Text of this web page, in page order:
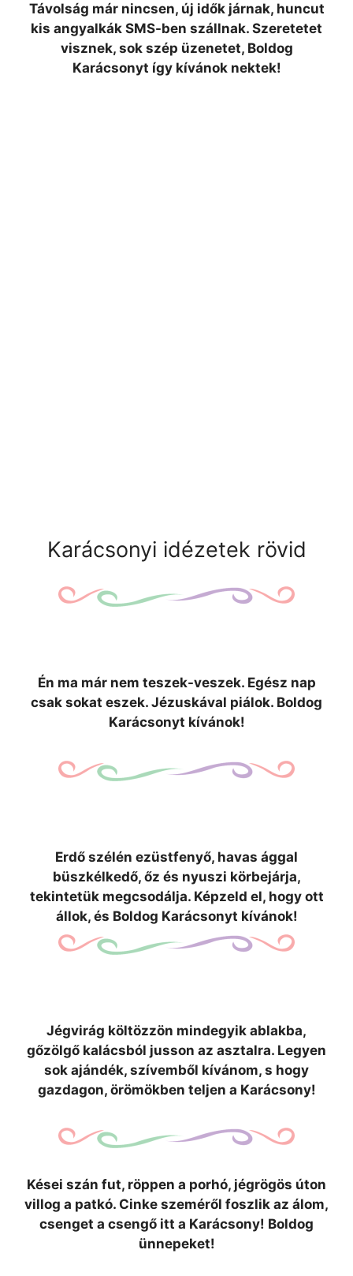
Távolság már nincsen, új idők járnak, huncut
kis angyalkák SMS-ben szállnak. Szeretetet
visznek, sok szép üzenetet, Boldog
Karácsonyt így kívánok nektek!
Karácsonyi idézetek rövid
Én ma már nem teszek-veszek. Egész nap
csak sokat eszek. Jézuskával piálok. Boldog
Karácsonyt kívánok!
Erdő szélén ezüstfenyő, havas ággal
büszkélkedő, őz és nyuszi körbejárja,
tekintetük megcsodálja. Képzeld el, hogy ott
állok, és Boldog Karácsonyt kívánok!
Jégvirág költözzön mindegyik ablakba,
gőzölgő kalácsból jusson az asztalra. Legyen
sok ajándék, szívemből kívánom, s hogy
gazdagon, örömökben teljen a Karácsony!
Kései szán fut, röppen a porhó, jégrögös úton
villog a patkó. Cinke szeméről foszlik az álom,
csenget a csengő itt a Karácsony! Boldog
ünnepeket!